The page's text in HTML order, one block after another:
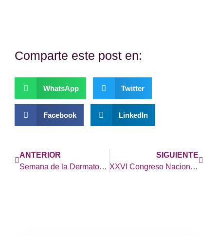
Comparte este post en:
WhatsApp Twitter
Facebook LinkedIn
ANTERIOR
Semana de la Dermatología en el Hospital Universitario de la Princesa
SIGUIENTE
XXVI Congreso Nacional en Ávila… os esperamos a todos!!